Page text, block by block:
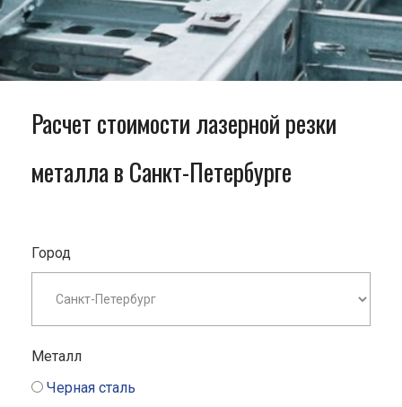
Расчет стоимости лазерной резки
металла в Санкт-Петербурге
Город
Металл
Черная сталь